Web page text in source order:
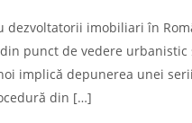
imobiliari în
punct de vedere
implică depunerea unei
din […]